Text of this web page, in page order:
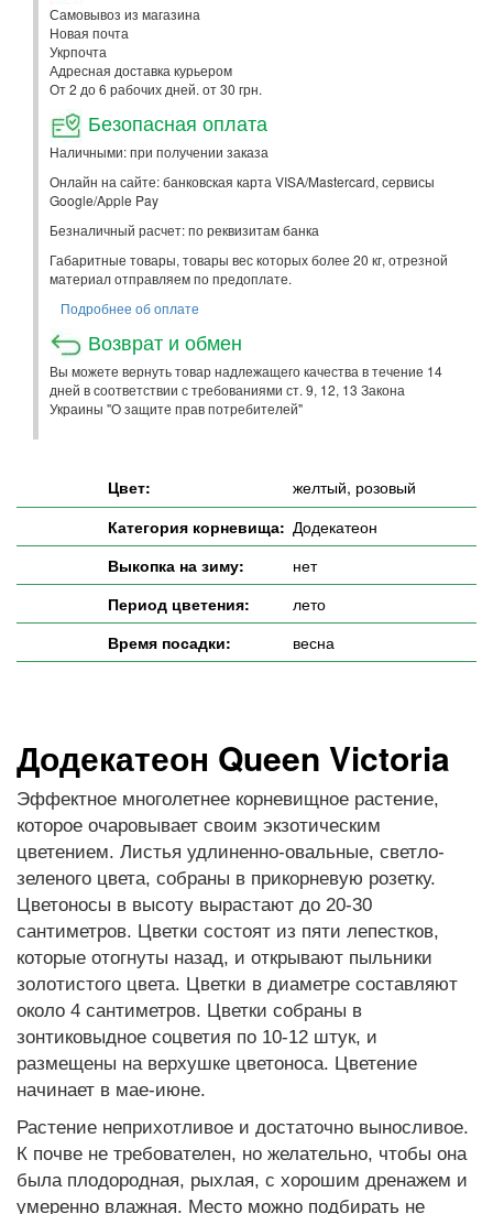
Самовывоз из магазина
Новая почта
Укрпочта
Адресная доставка курьером
От 2 до 6 рабочих дней. от 30 грн.
Безопасная оплата
Наличными: при получении заказа
Онлайн на сайте: банковская карта VISA/Mastercard, сервисы
Google/Apple Pay
Безналичный расчет: по реквизитам банка
Габаритные товары, товары вес которых более 20 кг, отрезной
материал отправляем по предоплате.
Подробнее об оплате
Возврат и обмен
Вы можете вернуть товар надлежащего качества в течение 14
дней в соответствии с требованиями ст. 9, 12, 13 Закона
Украины "О защите прав потребителей"
Цвет:
желтый, розовый
Категория корневища: Додекатеон
Выкопка на зиму:
нет
Период цветения:
лето
Время посадки:
весна
Додекатеон Queen Victoria
Эффектное многолетнее корневищное растение,
которое очаровывает своим экзотическим
цветением. Листья удлиненно-овальные, светло-
зеленого цвета, собраны в прикорневую розетку.
Цветоносы в высоту вырастают до 20-30
сантиметров. Цветки состоят из пяти лепестков,
которые отогнуты назад, и открывают пыльники
золотистого цвета. Цветки в диаметре составляют
около 4 сантиметров. Цветки собраны в
зонтиковыдное соцветия по 10-12 штук, и
размещены на верхушке цветоноса. Цветение
начинает в мае-июне.
Растение неприхотливое и достаточно выносливое.
К почве не требователен, но желательно, чтобы она
была плодородная, рыхлая, с хорошим дренажем и
умеренно влажная. Место можно подбирать не